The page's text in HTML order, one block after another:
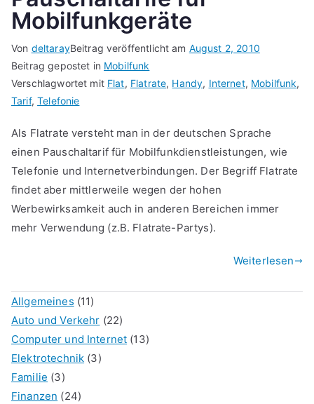
Mobilfunkgeräte
Von deltarayBeitrag veröffentlicht am August 2, 2010
Beitrag gepostet in Mobilfunk
Verschlagwortet mit Flat, Flatrate, Handy, Internet, Mobilfunk,
Tarif,Telefonie
Als Flatrate versteht man in der deutschen Sprache
einen Pauschaltarif für Mobilfunkdienstleistungen, wie
Telefonie und Internetverbindungen. Der Begriff Flatrate
findet aber mittlerweile wegen der hohen
Werbewirksamkeit auch in anderen Bereichen immer
mehr Verwendung (z.B. Flatrate-Partys).
Weiterlesen
Allgemeines (11)
Auto und Verkehr (22)
Computer und Internet (13)
Elektrotechnik (3)
Familie (3)
Finanzen (24)